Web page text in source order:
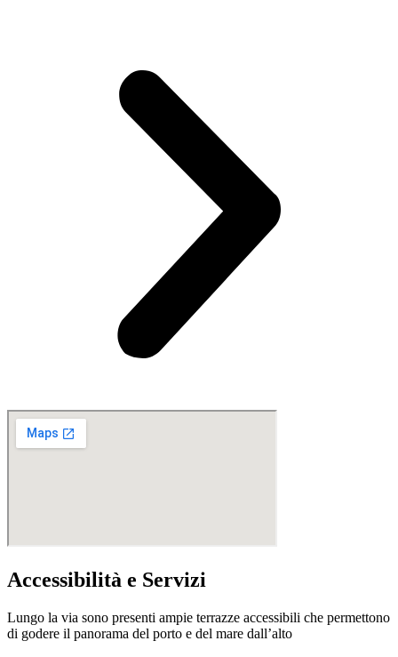
Accessibilità e Servizi
Lungo la via sono presenti ampie terrazze accessibili che permettono
di godere il panorama del porto e del mare dall’alto